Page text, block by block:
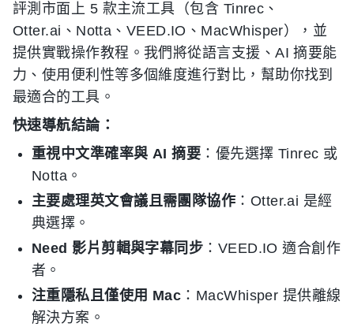
評測市面上 5 款主流工具（包含 Tinrec、
Otter.ai、Notta、VEED.IO、MacWhisper），並
提供實戰操作教程。我們將從語言支援、AI 摘要能
力、使用便利性等多個維度進行對比，幫助你找到
最適合的工具。
快速導航結論：
重視中文準確率與 AI 摘要 ：優先選擇 Tinrec 或
Notta。
主要處理英文會議且需團隊協作 ：Otter.ai 是經
典選擇。
Need 影片剪輯與字幕同步 ：VEED.IO 適合創作
者。
注重隱私且僅使用 Mac ：MacWhisper 提供離線
解決方案。